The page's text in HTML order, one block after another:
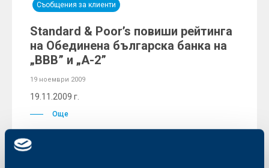
Съобщения за клиенти
Standard & Poor’s повиши рейтинга
на Обединена българска банка на
„BBB” и „А-2”
19 ноември 2009
19.11.2009 г.
Още